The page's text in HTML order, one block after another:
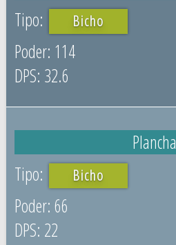
Bicho
114
32.6
Plancha
Bicho
66
22